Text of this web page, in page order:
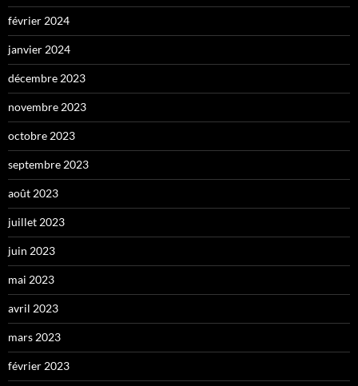
février 2024
janvier 2024
décembre 2023
novembre 2023
octobre 2023
septembre 2023
août 2023
juillet 2023
juin 2023
mai 2023
avril 2023
mars 2023
février 2023